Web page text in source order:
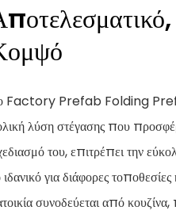
Factory Prefab Folding
λύση στέγασης που
του, επιτρέπει την
ιδανικό για διάφορες
συνοδεύεται από